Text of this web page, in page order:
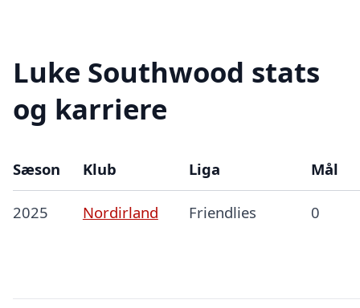
Luke Southwood stats
og karriere
Sæson Klub Liga Mål
2025 Nordirland Friendlies 0